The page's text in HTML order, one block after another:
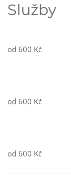
Služby
od 600 Kč
od 600 Kč
od 600 Kč